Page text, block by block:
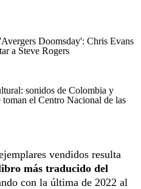
Doomsday': Chris Evans
a Steve Rogers
sonidos de Colombia y
toman el Centro Nacional de las
vendidos resulta
más traducido del
con la última de 2022 al